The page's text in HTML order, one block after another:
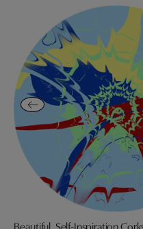
Beautiful, Self-Inspiration